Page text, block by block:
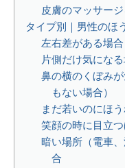
皮膚のマッサー
タイプ別｜男性のほ
左右差がある場合
片側だけ気にな
鼻の横のくぼみ
もない場合）
まだ若いのにほ
笑顔の時に目立
暗い場所（電車
合